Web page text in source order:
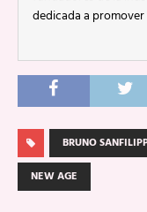
dedicada a
BRUNO
NEW AGE